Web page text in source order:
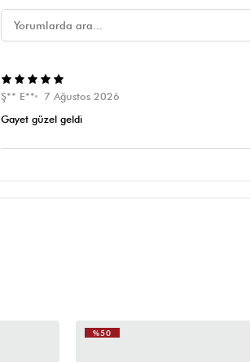
Ş** E**
7 Ağustos 2026
Gayet güzel geldi
%50